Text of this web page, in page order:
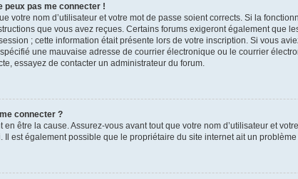
peux pas me connecter !
votre nom d’utilisateur et votre mot de passe soient corrects. Si la
que vous avez reçues. Certains forums exigeront également que
; cette information était présente lors de votre inscription. Si vous
une mauvaise adresse de courrier électronique ou le courrier
essayez de contacter un administrateur du forum.
connecter ?
en être la cause. Assurez-vous avant tout que votre nom d’utilisateur et
Il est également possible que le propriétaire du site internet ait un